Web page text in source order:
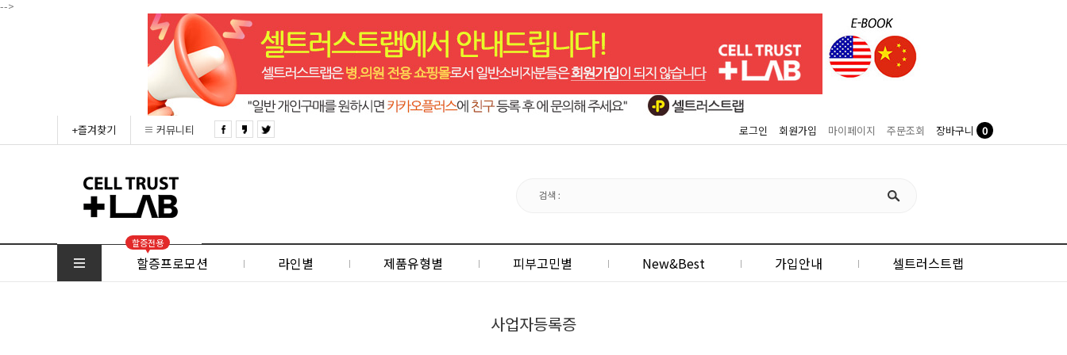
-->
+즐겨찾기 커뮤니티 로그인 회원가입 마이페이지 주문조회 장바구니 0
할증전용
할증프로모션 라인별 제품유형별 피부고민별 New&Best 가입안내 셀트러스트랩
사업자등록증